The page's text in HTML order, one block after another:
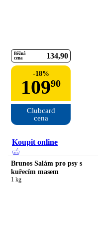
Běžná
cena
134 90
-18%
10990
Clubcard
cena
Koupit online
Brunos Salám pro psy s
kuřecím masem
1 kg